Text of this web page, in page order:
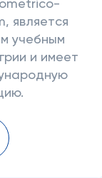
является
учебным
и имеет